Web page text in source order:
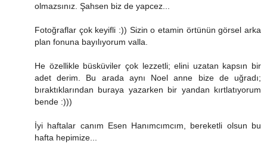
olmazsınız. Şahsen biz de yapcez...
Fotoğraflar çok keyifli :)) Sizin o etamin örtünün görsel arka
plan fonuna bayılıyorum valla.
He özellikle büsküviler çok lezzetli; elini uzatan kapsın bir
adet derim. Bu arada aynı Noel anne bize de uğradı;
bıraktıklarından buraya yazarken bir yandan kırtlatıyorum
bende :)))
İyi haftalar canım Esen Hanımcımcım, bereketli olsun bu
hafta hepimize...